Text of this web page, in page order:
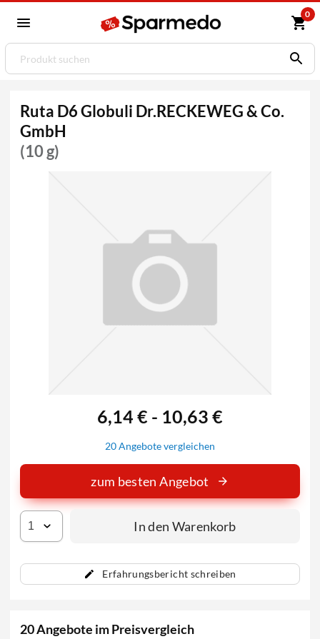
0
Ruta D6 Globuli Dr.RECKEWEG & Co.
GmbH
(10 g)
Erfahrungsbericht schreiben
6,14 € - 10,63 €
20 Angebote vergleichen
zum besten Angebot
In den Warenkorb
20 Angebote im Preisvergleich